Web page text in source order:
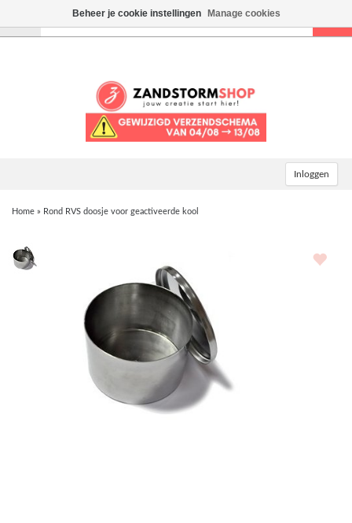
Inloggen
Home » Rond RVS doosje voor geactiveerde kool
Beheer je cookie instellingen Manage cookies